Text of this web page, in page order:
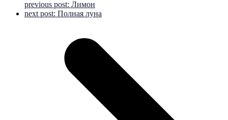
previous post: Лимон
next post: Полная луна